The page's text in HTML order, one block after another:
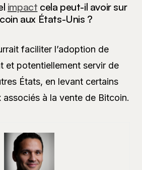
impact cela peut-il avoir sur
aux États-Unis ?
faciliter l’adoption de
et potentiellement servir de
États, en levant certains
à la vente de Bitcoin.